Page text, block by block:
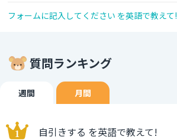
フォームに記入してください を英語で教えて!
質問ランキング
週間 月間
自引きする を英語で教えて!